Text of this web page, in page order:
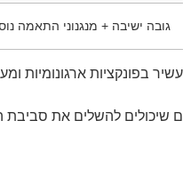
גובה ישיבה + מנגנוני התאמה
בפונקציות
שיכולים להשלים את